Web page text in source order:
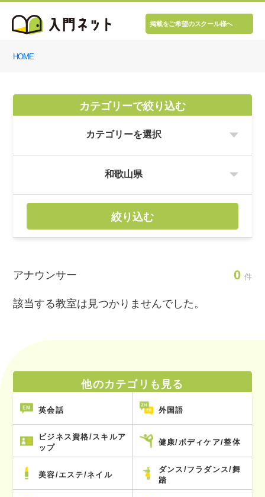
掲載をご希望のスクール様へ
HOME
カテゴリーで絞り込む
絞り込む
アナウンサー 0 件
該当する教室は見つかりませんでした。
他のカテゴリも見る
英会話 外国語
ビジネス資格/スキルア
ップ
健康/ボディケア/整体
美容/エステ/ネイル
ダンス/フラダンス/舞
踏